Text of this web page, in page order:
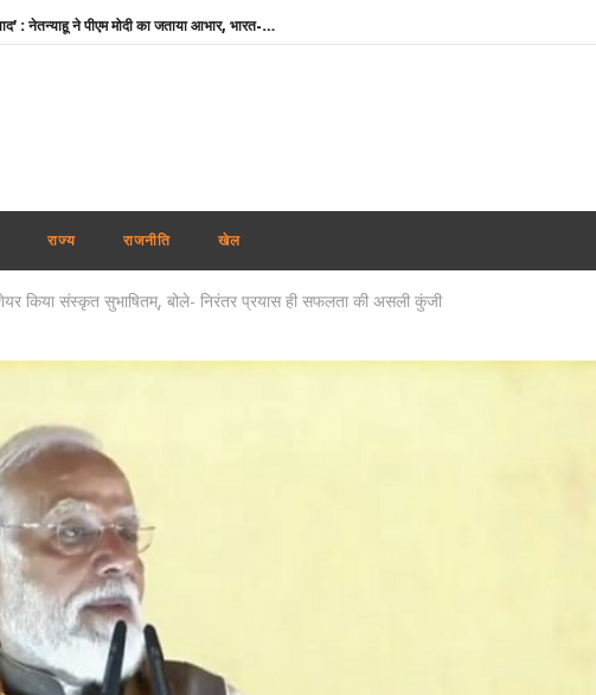
‘मेरे मित्र, धन्यवाद’ : नेतन्याहू ने पीएम मोदी का जताया आभार, भारत-इजराइल रिश्ते मजबूत करने पर जोर
शेयर बाजार में गिरावट के साथ कारोबारी सप्ताह का समापन, सेंसेक्स 456 अंक टूटा, निफ्टी 65 अंक कमजोर
बांग्लादेश ने बिजली व गैस संकट के बीच भारत से अधिक डीजल सप्लाई की अपील की
राज्य राजनीति खेल
किया संस्कृत सुभाषितम्, बोले- निरंतर प्रयास ही सफलता की असली कुंजी